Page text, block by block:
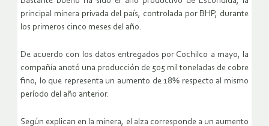
principal minera privada del país, controlada por BHP, durante
los primeros cinco meses del año.
De acuerdo con los datos entregados por Cochilco a mayo, la
compañía anotó una producción de 505 mil toneladas de cobre
fino, lo que representa un aumento de 18% respecto al mismo
período del año anterior.
Según explican en la minera, el alza corresponde a un aumento